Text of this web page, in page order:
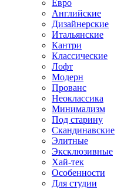
Евро
Английские
Дизайнерские
Итальянские
Кантри
Классические
Лофт
Модерн
Прованс
Неоклассика
Минимализм
Под старину
Скандинавские
Элитные
Эксклюзивные
Хай-тек
Особенности
Для студии